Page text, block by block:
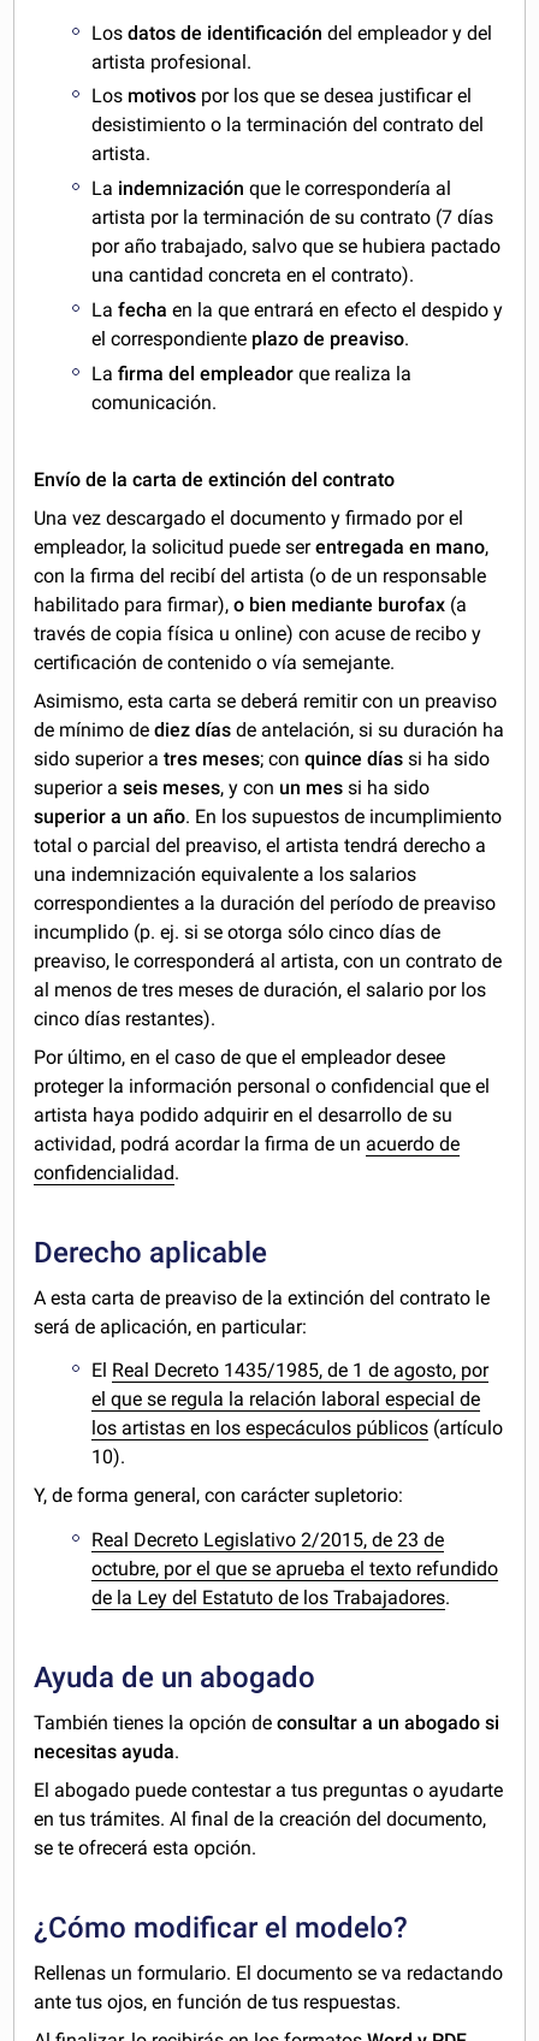
Losdatos de identificación del empleador y del
artista profesional.
Los motivos por los que se desea justificar el
desistimiento o la terminación del contrato del
artista.
La indemnización que le correspondería al
artista por la terminación de su contrato (7 días
por año trabajado, salvo que se hubiera pactado
una cantidad concreta en el contrato).
La fecha en la que entrará en efecto el despido y
el correspondiente plazo de preaviso.
La firma del empleadorque realiza la
comunicación.
Envío de la carta de extinción del contrato
Una vez descargado el documento y firmado por el
empleador, la solicitud puede serentregada en mano,
con la firma del recibí del artista (o de un responsable
habilitado para firmar),o bien mediante burofax (a
través de copia física u online) con acuse de recibo y
certificación de contenido o vía semejante.
Asimismo, esta carta se deberá remitir con un preaviso
de mínimo dediez días de antelación, si su duración ha
sido superior atres meses; conquince días si ha sido
superior aseis meses, y con un mes si ha sido
superior a un año. En los supuestos de incumplimiento
total o parcial del preaviso, el artista tendrá derecho a
una indemnización equivalente a los salarios
correspondientes a la duración del período de preaviso
incumplido (p. ej. si se otorga sólo cinco días de
preaviso, le corresponderá al artista, con un contrato de
al menos de tres meses de duración, el salario por los
cinco días restantes).
Por último, en el caso de que el empleador desee
proteger la información personal o confidencial que el
artista haya podido adquirir en el desarrollo de su
actividad, podrá acordar la firma de un acuerdo de
confidencialidad.
Derecho aplicable
A esta carta de preaviso de la extinción del contrato le
será de aplicación, en particular:
El Real Decreto 1435/1985, de 1 de agosto, por
el que se regula la relación laboral especial de
los artistas en los especáculos públicos (artículo
10).
Y, de forma general, con carácter supletorio:
Real Decreto Legislativo 2/2015, de 23 de
octubre, por el que se aprueba el texto refundido
de la Ley del Estatuto de los Trabajadores.
Ayuda de un abogado
También tienes la opción deconsultar a un abogado si
necesitas ayuda.
El abogado puede contestar a tus preguntas o ayudarte
en tus trámites. Al final de la creación del documento,
se te ofrecerá esta opción.
¿Cómo modificar el modelo?
Rellenas un formulario. El documento se va redactando
ante tus ojos, en función de tus respuestas.